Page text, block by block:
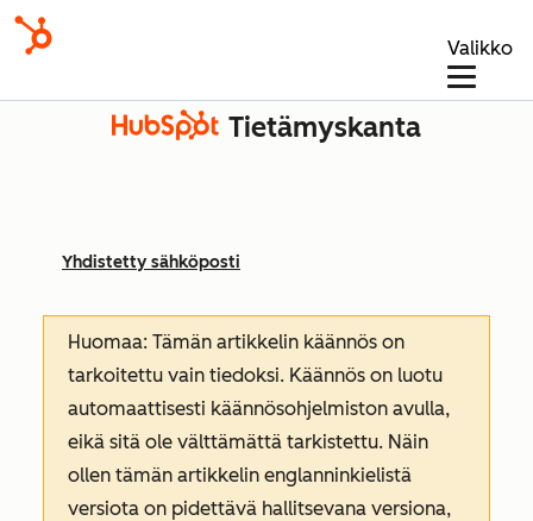
Valikko
Tietämyskanta
Yhdistetty sähköposti
Huomaa: Tämän artikkelin käännös on
tarkoitettu vain tiedoksi. Käännös on luotu
automaattisesti käännösohjelmiston avulla,
eikä sitä ole välttämättä tarkistettu. Näin
ollen tämän artikkelin englanninkielistä
versiota on pidettävä hallitsevana versiona,